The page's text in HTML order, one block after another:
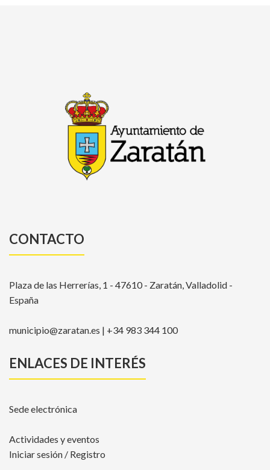
CONTACTO
Plaza de las Herrerías, 1 - 47610 - Zaratán, Valladolid -
España
municipio@zaratan.es | +34 983 344 100
ENLACES DE INTERÉS
Sede electrónica
Actividades y eventos
Iniciar sesión / Registro